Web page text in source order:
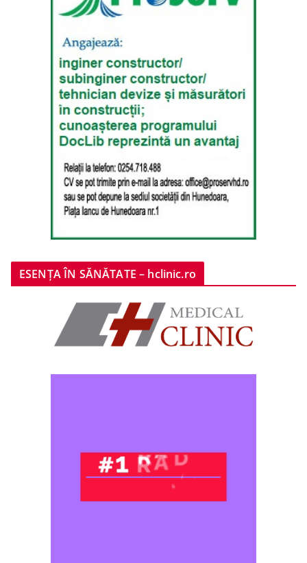
ESENȚA ÎN SĂNĂTATE – hclinic.ro